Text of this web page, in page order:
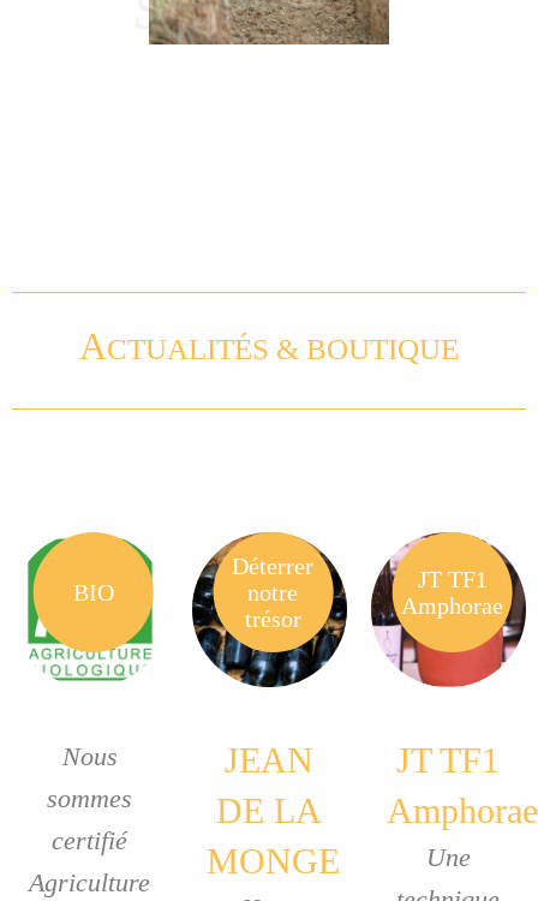
ACTUALITÉS & BOUTIQUE
BIO
Nous
sommes
certifié
Agriculture
Déterrer
notre
trésor
JEAN
DE LA
MONGE
JT TF1
Amphorae
JT TF1
Amphorae
Une